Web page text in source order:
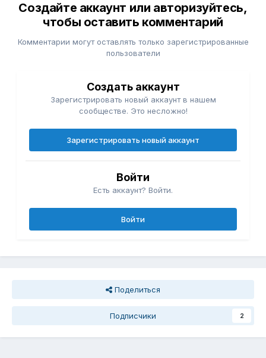
Создайте аккаунт или авторизуйтесь,
чтобы оставить комментарий
Комментарии могут оставлять только зарегистрированные
пользователи
Создать аккаунт
Зарегистрировать новый аккаунт в нашем
сообществе. Это несложно!
Зарегистрировать новый аккаунт
Войти
Есть аккаунт? Войти.
Войти
Поделиться
Подписчики 2